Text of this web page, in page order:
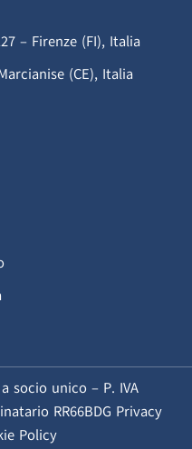
– Firenze (FI), Italia
(CE), Italia
socio unico – P. IVA
RR66BDG Privacy
Policy